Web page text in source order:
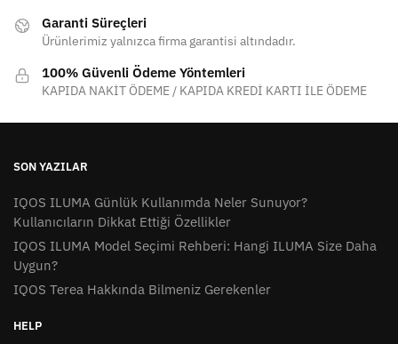
Garanti Süreçleri
Ürünlerimiz yalnızca firma garantisi altındadır.
100% Güvenli Ödeme Yöntemleri
KAPIDA NAKİT ÖDEME / KAPIDA KREDİ KARTI İLE ÖDEME
SON YAZILAR
IQOS ILUMA Günlük Kullanımda Neler Sunuyor?
Kullanıcıların Dikkat Ettiği Özellikler
IQOS ILUMA Model Seçimi Rehberi: Hangi ILUMA Size Daha
Uygun?
IQOS Terea Hakkında Bilmeniz Gerekenler
HELP